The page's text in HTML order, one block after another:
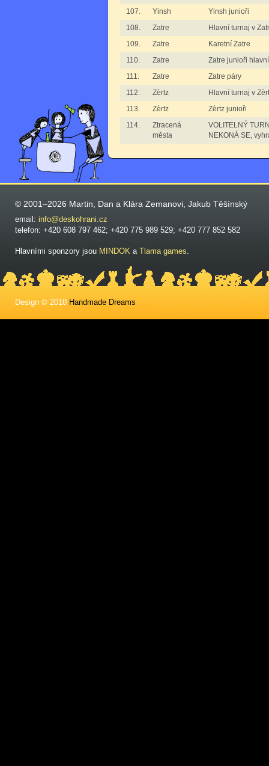
107.
Yinsh
Yinsh junioři
108.
Zatre
Hlavní turnaj v
109.
Zatre
Karetní Zatre
110.
Zatre
Zatre junioři
111.
Zatre
Zatre páry
112.
Zèrtz
Hlavní turnaj v
113.
Zèrtz
Zèrtz junioři
114.
Ztracená
města
VOLITELNÝ
NEKONÁ SE,
© 2001–2026 Martin, Dan a Klára Zemanovi, Jakub Těšínský
email: info@deskohrani.cz
telefon: +420 608 797 462; +420 775 989 529; +420 777 852 582
Hlavními sponzory jsou MINDOK a Tlama games.
Design © 2010 Handmade Dreams